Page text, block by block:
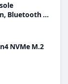
Bluetooth et
NVMe M.2